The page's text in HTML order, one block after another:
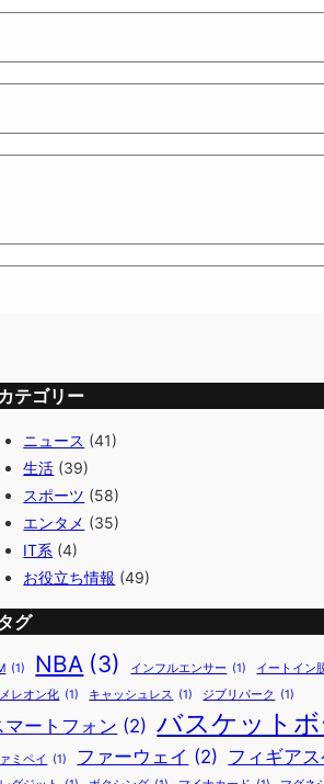
カテゴリー
ニュース (41)
生活 (39)
スポーツ (58)
エンタメ (35)
IT系 (4)
お役立ち情報 (49)
グ
(1) NBA (3) インフルエンサー (1) イートイン
レオン化 (1) キャッシュレス (1) ジブリパーク (1)
マートフォン (2) バスケット
ミペイ (1) ファーウェイ (2) フィギアス